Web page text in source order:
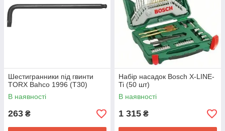
Шестигранники під гвинти
TORX Bahco 1996 (T30)
В наявності
263 ₴
Набір насадок Bosch X-LINE-
Ti (50 шт)
В наявності
1 315 ₴